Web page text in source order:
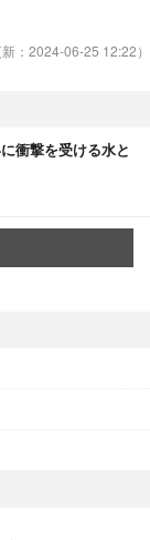
新：2024-06-25 12:22）
衝撃を受ける水と